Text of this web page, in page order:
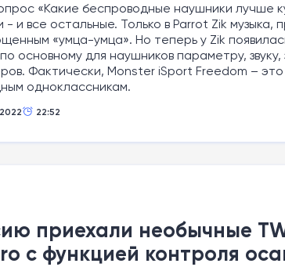
«Какие беспроводные наушники лучше
и все остальные. Только в Parrot Zik музыка,
«умца-умца». Но теперь у Zik
основному для наушников параметру,
Фактически, Monster iSport Freedom –
одноклассникам.
22:52
приехали необычные
с функцией контроля